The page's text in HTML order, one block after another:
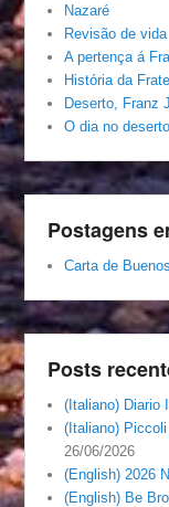
Nazaré
Revisão de vida
A pertença á
História da
Deserto, Franz
O dia no deserto
Postagens
Carta de
Posts
(Italiano) Diario
(Italiano)
26/06/2026
(English) 2026
(English) Be